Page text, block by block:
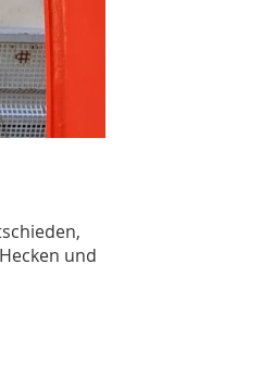
und